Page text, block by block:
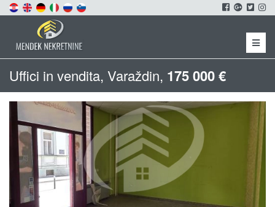
Menu
Uffici in vendita, Varaždin, 175 000 €